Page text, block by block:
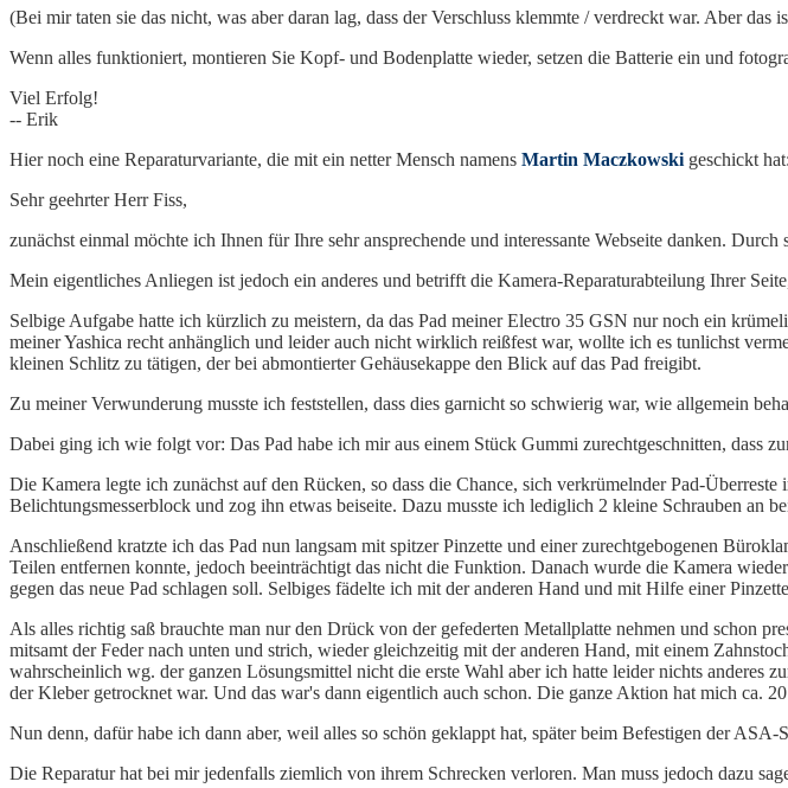
(Bei mir taten sie das nicht, was aber daran lag, dass der Verschluss klemmte / verdreckt war. Aber das
Wenn alles funktioniert, montieren Sie Kopf- und Bodenplatte wieder, setzen die Batterie ein und
Viel Erfolg!
-- Erik
Hier noch eine Reparaturvariante, die mit ein netter Mensch namens Martin Maczkowski geschickt hat:
Sehr geehrter Herr Fiss,
zunächst einmal möchte ich Ihnen für Ihre sehr ansprechende und interessante Webseite danken.
Mein eigentliches Anliegen ist jedoch ein anderes und betrifft die Kamera-Reparaturabteilung Ihrer
Selbige Aufgabe hatte ich kürzlich zu meistern, da das Pad meiner Electro 35 GSN nur noch ein
meiner Yashica recht anhänglich und leider auch nicht wirklich reißfest war, wollte ich es tunlichst
kleinen Schlitz zu tätigen, der bei abmontierter Gehäusekappe den Blick auf das Pad freigibt.
Zu meiner Verwunderung musste ich feststellen, dass dies garnicht so schwierig war, wie allgemein
Dabei ging ich wie folgt vor: Das Pad habe ich mir aus einem Stück Gummi zurechtgeschnitten, dass
Die Kamera legte ich zunächst auf den Rücken, so dass die Chance, sich verkrümelnder Pad-
Belichtungsmesserblock und zog ihn etwas beiseite. Dazu musste ich lediglich 2 kleine Schrauben an
Anschließend kratzte ich das Pad nun langsam mit spitzer Pinzette und einer zurechtgebogenen
Teilen entfernen konnte, jedoch beeinträchtigt das nicht die Funktion. Danach wurde die Kamera
gegen das neue Pad schlagen soll. Selbiges fädelte ich mit der anderen Hand und mit Hilfe einer
Als alles richtig saß brauchte man nur den Drück von der gefederten Metallplatte nehmen und schon
mitsamt der Feder nach unten und strich, wieder gleichzeitig mit der anderen Hand, mit einem
wahrscheinlich wg. der ganzen Lösungsmittel nicht die erste Wahl aber ich hatte leider nichts anderes
der Kleber getrocknet war. Und das war's dann eigentlich auch schon. Die ganze Aktion hat mich ca.
Nun denn, dafür habe ich dann aber, weil alles so schön geklappt hat, später beim Befestigen der
Die Reparatur hat bei mir jedenfalls ziemlich von ihrem Schrecken verloren. Man muss jedoch dazu